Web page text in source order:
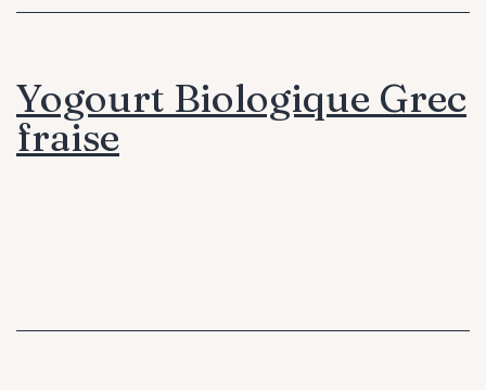
Yogourt Biologique Grec
fraise